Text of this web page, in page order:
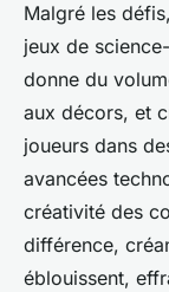
Malgré les
jeux de
donne du
aux décors, et
joueurs dans
avancées
créativité des
différence,
éblouissent,